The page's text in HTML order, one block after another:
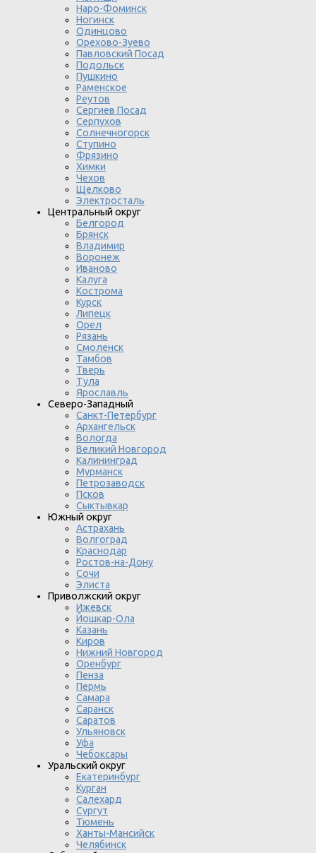
Наро-Фоминск
Ногинск
Одинцово
Орехово-Зуево
Павловский Посад
Подольск
Пушкино
Раменское
Реутов
Сергиев Посад
Серпухов
Солнечногорск
Ступино
Фрязино
Химки
Чехов
Щелково
Электросталь
Центральный округ
Белгород
Брянск
Владимир
Воронеж
Иваново
Калуга
Кострома
Курск
Липецк
Орел
Рязань
Смоленск
Тамбов
Тверь
Тула
Ярославль
Северо-Западный
Санкт-Петербург
Архангельск
Вологда
Великий Новгород
Калининград
Мурманск
Петрозаводск
Псков
Сыктывкар
Южный округ
Астрахань
Волгоград
Краснодар
Ростов-на-Дону
Сочи
Элиста
Приволжский округ
Ижевск
Йошкар-Ола
Казань
Киров
Нижний Новгород
Оренбург
Пенза
Пермь
Самара
Саранск
Саратов
Ульяновск
Уфа
Чебоксары
Уральский округ
Екатеринбург
Курган
Салехард
Сургут
Тюмень
Ханты-Мансийск
Челябинск